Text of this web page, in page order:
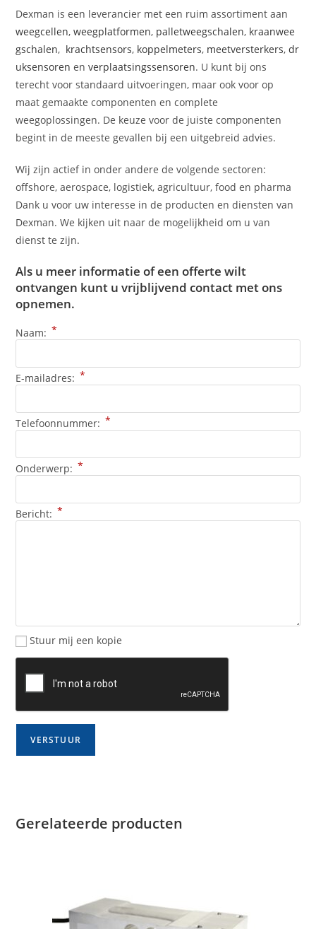
Dexman is een leverancier met een ruim assortiment aan
weegcellen,weegplatformen, palletweegschalen, kraanwee
gschalen, krachtsensors, koppelmeters, meetversterkers,dr
uksensoren enverplaatsingssensoren. U kunt bij ons
terecht voor standaard uitvoeringen, maar ook voor op
maat gemaakte componenten en complete
weegoplossingen. De keuze voor de juiste componenten
begint in de meeste gevallen bij een uitgebreid advies.
Wij zijn actief in onder andere de volgende sectoren:
offshore, aerospace, logistiek, agricultuur, food en pharma
Dank u voor uw interesse in de producten en diensten van
Dexman. We kijken uit naar de mogelijkheid om u van
dienst te zijn.
Als u meer informatie of een offerte wilt
ontvangen kunt u vrijblijvendcontact met ons
opnemen.
Naam: *
E-mailadres: *
Telefoonnummer: *
Onderwerp: *
Bericht: *
Stuur mij een kopie
Gerelateerde producten